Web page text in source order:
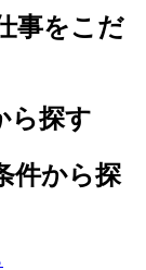
事をこだ
ら探す
件から探